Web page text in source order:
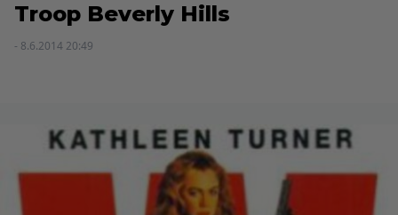
Troop Beverly Hills
- 8.6.2014 20:49